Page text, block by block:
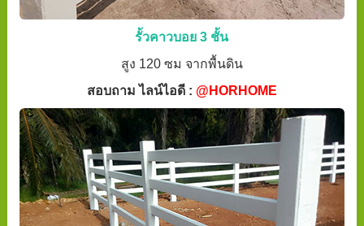
รั้วคาวบอย 3 ชั้น
สูง 120 ซม จากพื้นดิน
สอบถาม ไลน์ไอดี : @HORHOME